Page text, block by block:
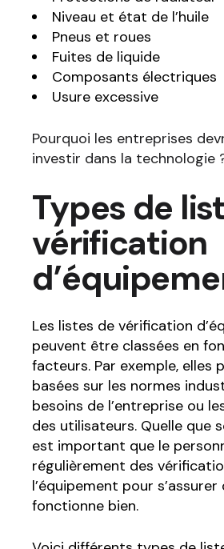
Niveau et état de l’huile
Pneus et roues
Fuites de liquide
Composants électriques
Usure excessive
Pourquoi les entreprises
investir dans la technologie
Types de
vérification
Les listes de vérification
peuvent être classées en
facteurs. Par exemple, elles
basées sur les normes
besoins de l’entreprise ou
des utilisateurs. Quelle que
est important que le
régulièrement des
l’équipement pour
fonctionne bien.